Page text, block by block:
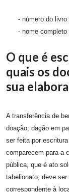
- número do
- nome
O que é
quais os
sua
A transferência de
doação; dação em
ser feita por
comparecem para a
pública, que é ato
tabelionato, deve
correspondente à